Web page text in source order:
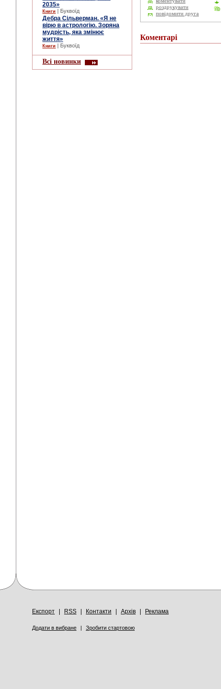
2035»
Книги | Буквоїд
Дебра Сільверман. «Я не
вірю в астрологію. Зоряна
мудрість, яка змінює
життя»
Книги | Буквоїд
Всі новинки
роздрукувати
повідомити друга
Коментарі
Експорт RSS Контакти Архів Реклама
Додати в вибране | Зробити стартовою